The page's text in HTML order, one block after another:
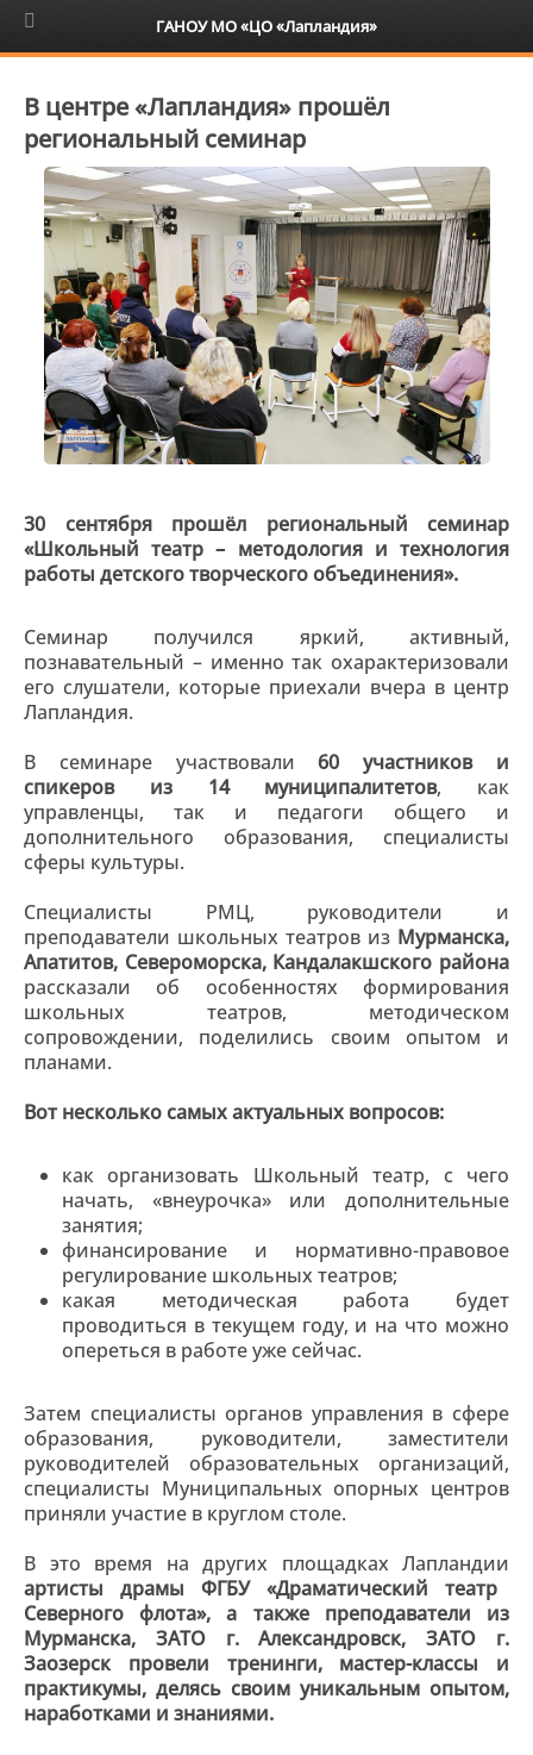
6+
В центре «Лапландия» прошёл
региональный семинар
30 сентября прошёл региональный семинар
«Школьный театр – методология и технология
работы детского творческого объединения».
Семинар получился яркий, активный,
познавательный – именно так охарактеризовали
его слушатели, которые приехали вчера в центр
Лапландия.
В семинаре участвовали60 участников и
спикеров из 14 муниципалитетов, как
управленцы, так и педагоги общего и
дополнительного образования, специалисты
сферы культуры.
Специалисты РМЦ, руководители и
преподаватели школьных театров из Мурманска,
Апатитов, Североморска, Кандалакшского района
рассказали об особенностях формирования
школьных театров, методическом
сопровождении, поделились своим опытом и
планами.
Вот несколько самых актуальных вопросов:
как организовать Школьный театр, с чего
начать, «внеурочка» или дополнительные
занятия;
финансирование и нормативно-правовое
регулирование школьных театров;
какая методическая работа будет
проводиться в текущем году, и на что можно
опереться в работе уже сейчас.
Затем специалисты органов управления в сфере
образования, руководители, заместители
руководителей образовательных организаций,
специалисты Муниципальных опорных центров
приняли участие в круглом столе.
В это время на других площадках Лапландии
артисты драмы ФГБУ «Драматический театр
Северного флота», а также преподаватели из
Мурманска, ЗАТО г. Александровск, ЗАТО г.
Заозерск провели тренинги, мастер-классы и
практикумы, делясь своим уникальным опытом,
наработками и знаниями.
ГАНОУ МО «ЦО «Лапландия»